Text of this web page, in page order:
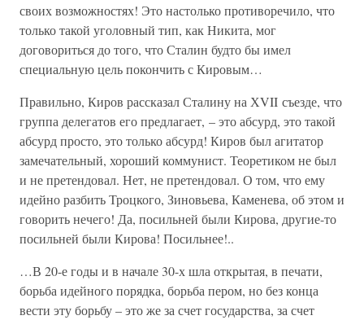
своих возможностях! Это настолько противоречило, что
только такой уголовный тип, как Никита, мог
договориться до того, что Сталин будто бы имел
специальную цель покончить с Кировым…
Правильно, Киров рассказал Сталину на ХVII съезде, что
группа делегатов его предлагает, – это абсурд, это такой
абсурд просто, это только абсурд! Киров был агитатор
замечательный, хороший коммунист. Теоретиком не был
и не претендовал. Нет, не претендовал. О том, что ему
идейно разбить Троцкого, Зиновьева, Каменева, об этом и
говорить нечего! Да, посильней были Кирова, другие-то
посильней были Кирова! Посильнее!..
…В 20-е годы и в начале 30-х шла открытая, в печати,
борьба идейного порядка, борьба пером, но без конца
вести эту борьбу – это же за счет государства, за счет